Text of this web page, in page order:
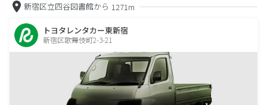
新宿区立四谷図書館から 1271m
トヨタレンタカー東新宿
新宿区歌舞伎町2-3-21